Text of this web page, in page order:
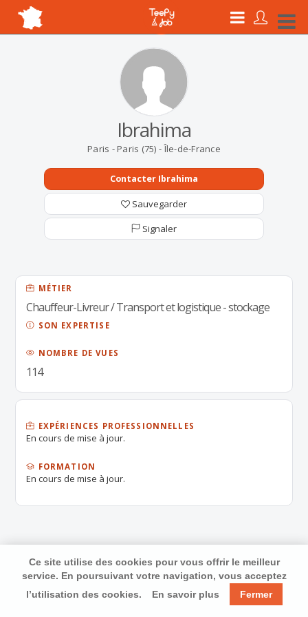
Ibrahima
Paris - Paris (75) - Île-de-France
Contacter Ibrahima
Sauvegarder
Signaler
MÉTIER
Chauffeur-Livreur / Transport et logistique - stockage
SON EXPERTISE
NOMBRE DE VUES
114
EXPÉRIENCES PROFESSIONNELLES
En cours de mise à jour.
FORMATION
En cours de mise à jour.
Ce site utilise des cookies pour vous offrir le meilleur
service. En poursuivant votre navigation, vous acceptez
l’utilisation des cookies.
En savoir plus Fermer